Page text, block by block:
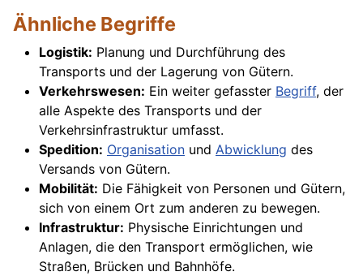
Ähnliche Begriffe
Logistik: Planung und Durchführung des
Transports und der Lagerung von Gütern.
Verkehrswesen: Ein weiter gefasster Begriff, der
alle Aspekte des Transports und der
Verkehrsinfrastruktur umfasst.
Spedition: Organisation und Abwicklung des
Versands von Gütern.
Mobilität: Die Fähigkeit von Personen und Gütern,
sich von einem Ort zum anderen zu bewegen.
Infrastruktur: Physische Einrichtungen und
Anlagen, die den Transport ermöglichen, wie
Straßen, Brücken und Bahnhöfe.